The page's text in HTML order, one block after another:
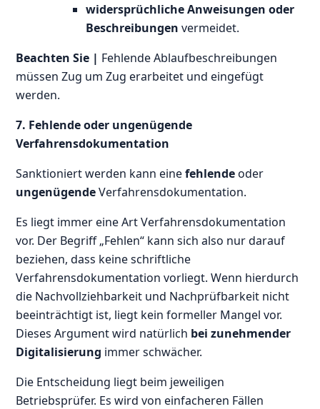
widersprüchliche Anweisungen oder
Beschreibungen vermeidet.
Beachten Sie | Fehlende Ablaufbeschreibungen
müssen Zug um Zug erarbeitet und eingefügt
werden.
7. Fehlende oder ungenügende
Verfahrensdokumentation
Sanktioniert werden kann einefehlendeoder
ungenügendeVerfahrensdokumentation.
Es liegt immer eine Art Verfahrensdokumentation
vor. Der Begriff „Fehlen“ kann sich also nur darauf
beziehen, dass keine schriftliche
Verfahrensdokumentation vorliegt. Wenn hierdurch
die Nachvollziehbarkeit und Nachprüfbarkeit nicht
beeinträchtigt ist, liegt kein formeller Mangel vor.
Dieses Argument wird natürlich bei zunehmender
Digitalisierung immer schwächer.
Die Entscheidung liegt beim jeweiligen
Betriebsprüfer. Es wird von einfacheren Fällen